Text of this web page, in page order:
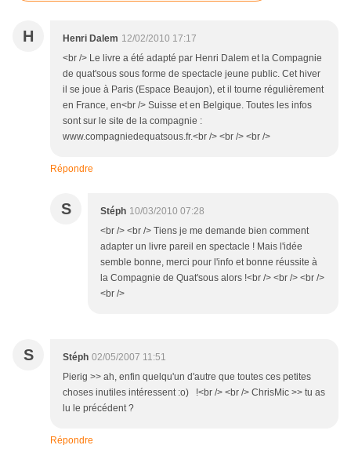
H Henri Dalem 12/02/2010 17:17
<br /> Le livre a été adapté par Henri Dalem et la Compagnie
de quat'sous sous forme de spectacle jeune public. Cet hiver
il se joue à Paris (Espace Beaujon), et il tourne régulièrement
en France, en<br /> Suisse et en Belgique. Toutes les infos
sont sur le site de la compagnie :
www.compagniedequatsous.fr.<br /> <br /> <br />
Répondre
S Stéph 10/03/2010 07:28
<br /> <br /> Tiens je me demande bien comment
adapter un livre pareil en spectacle ! Mais l'idée
semble bonne, merci pour l'info et bonne réussite à
la Compagnie de Quat'sous alors !<br /> <br /> <br />
<br />
S Stéph 02/05/2007 11:51
Pierig >> ah, enfin quelqu'un d'autre que toutes ces petites
choses inutiles intéressent :o) !<br /> <br /> ChrisMic >> tu as
lu le précédent ?
Répondre